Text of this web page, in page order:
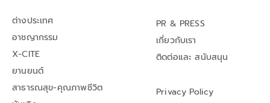
ต่างประเทศ
อาชญากรรม
X-CITE
ยานยนต์
สาธารณสุข-คุณภาพชีวิต
PR & PRESS
เกี่ยวกับเรา
ติดต่อและ สนับสนุน
Privacy Policy